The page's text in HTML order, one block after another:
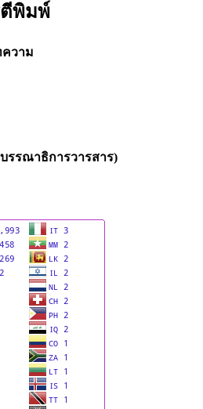
ตีพิมพ์
ความ
บรรณาธิการวารสาร)